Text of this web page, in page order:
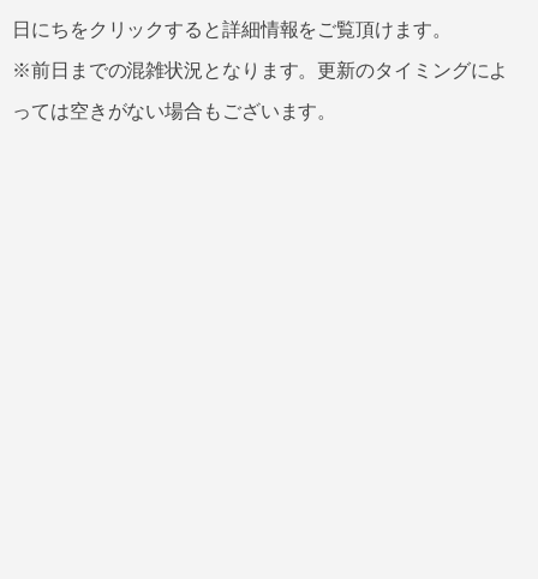
日にちをクリックすると詳細情報をご覧頂けます。
※前日までの混雑状況となります。更新のタイミングによ
っては空きがない場合もございます。